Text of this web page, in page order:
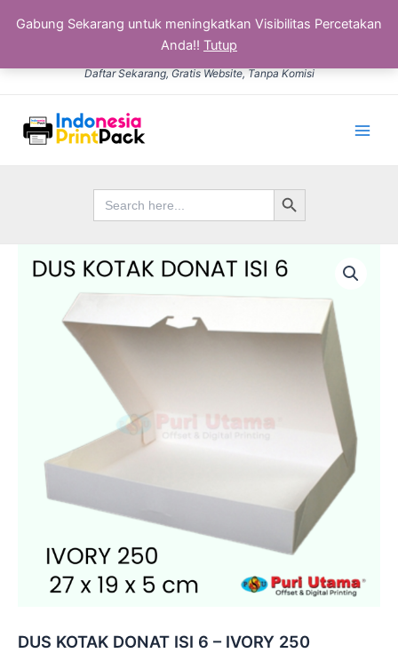
Gabung Sekarang untuk meningkatkan Visibilitas Percetakan
Anda!! Tutup
Daftar Sekarang, Gratis Website, Tanpa Komisi
Search
for:
Search Button
DUS KOTAK DONAT ISI 6 – IVORY 250